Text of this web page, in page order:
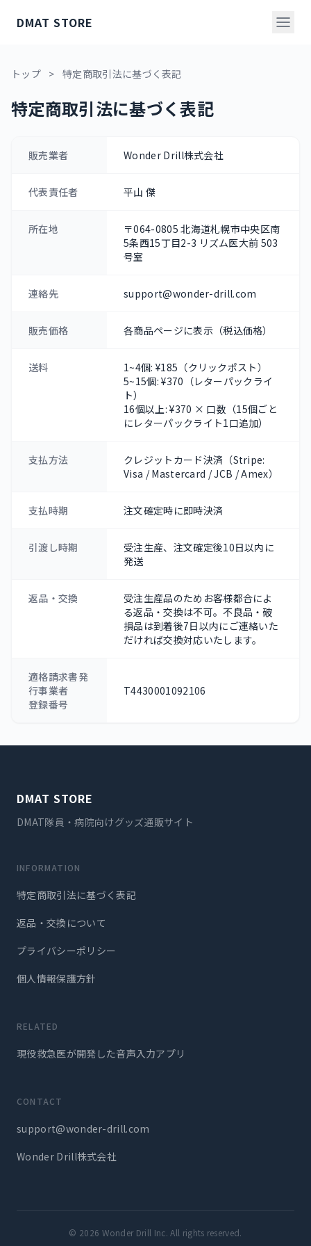
DMAT STORE
トップ > 特定商取引法に基づく表記
特定商取引法に基づく表記
販売業者 Wonder Drill株式会社
代表責任者 平山 傑
所在地
〒064-0805 北海道札幌市中央区南
5条西15丁目2-3 リズム医大前 503
号室
連絡先 support@wonder-drill.com
販売価格 各商品ページに表示（税込価格）
送料
1~4個: ¥185（クリックポスト）
5~15個: ¥370（レターパックライ
ト）
16個以上: ¥370 × 口数（15個ごと
にレターパックライト1口追加）
支払方法
クレジットカード決済（Stripe:
Visa / Mastercard / JCB / Amex）
支払時期 注文確定時に即時決済
引渡し時期
受注生産、注文確定後10日以内に
発送
返品・交換
受注生産品のためお客様都合によ
る返品・交換は不可。不良品・破
損品は到着後7日以内にご連絡いた
だければ交換対応いたします。
適格請求書発
行事業者
登録番号
T4430001092106
DMAT STORE
DMAT隊員・病院向けグッズ通販サイト
INFORMATION
特定商取引法に基づく表記
返品・交換について
プライバシーポリシー
個人情報保護方針
RELATED
現役救急医が開発した音声入力アプリ
CONTACT
support@wonder-drill.com
Wonder Drill株式会社
© 2026 Wonder Drill Inc. All rights reserved.